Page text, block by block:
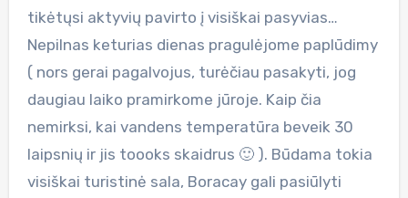
tikėtųsi aktyvių pavirto į visiškai pasyvias…
Nepilnas keturias dienas pragulėjome paplūdimy
( nors gerai pagalvojus, turėčiau pasakyti, jog
daugiau laiko pramirkome jūroje. Kaip čia
nemirksi, kai vandens temperatūra beveik 30
laipsnių ir jis toooks skaidrus 🙂 ). Būdama tokia
visiškai turistinė sala, Boracay gali pasiūlyti